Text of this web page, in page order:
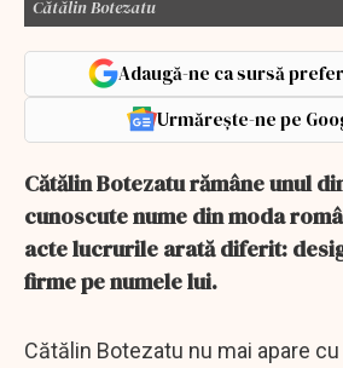
Cătălin Botezatu
Adaugă-ne ca sursă
Urmărește-ne pe
Cătălin Botezatu rămâne unul
cunoscute nume din moda
acte lucrurile arată diferit:
firme pe numele lui.
Cătălin Botezatu nu mai apare